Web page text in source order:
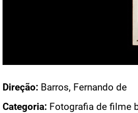
Direção: Barros, Fernando de
Categoria: Fotografia de filme